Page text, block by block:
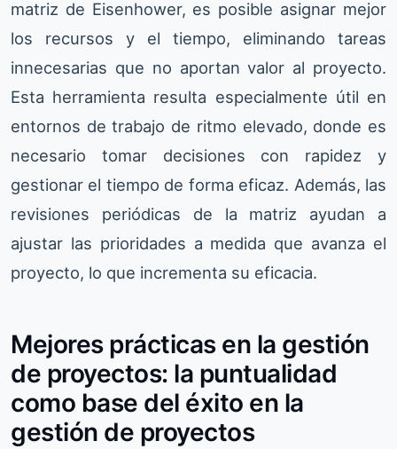
matriz de Eisenhower, es posible asignar mejor
los recursos y el tiempo, eliminando tareas
innecesarias que no aportan valor al proyecto.
Esta herramienta resulta especialmente útil en
entornos de trabajo de ritmo elevado, donde es
necesario tomar decisiones con rapidez y
gestionar el tiempo de forma eficaz. Además, las
revisiones periódicas de la matriz ayudan a
ajustar las prioridades a medida que avanza el
proyecto, lo que incrementa su eficacia.
Mejores prácticas en la gestión
de proyectos: la puntualidad
como base del éxito en la
gestión de proyectos